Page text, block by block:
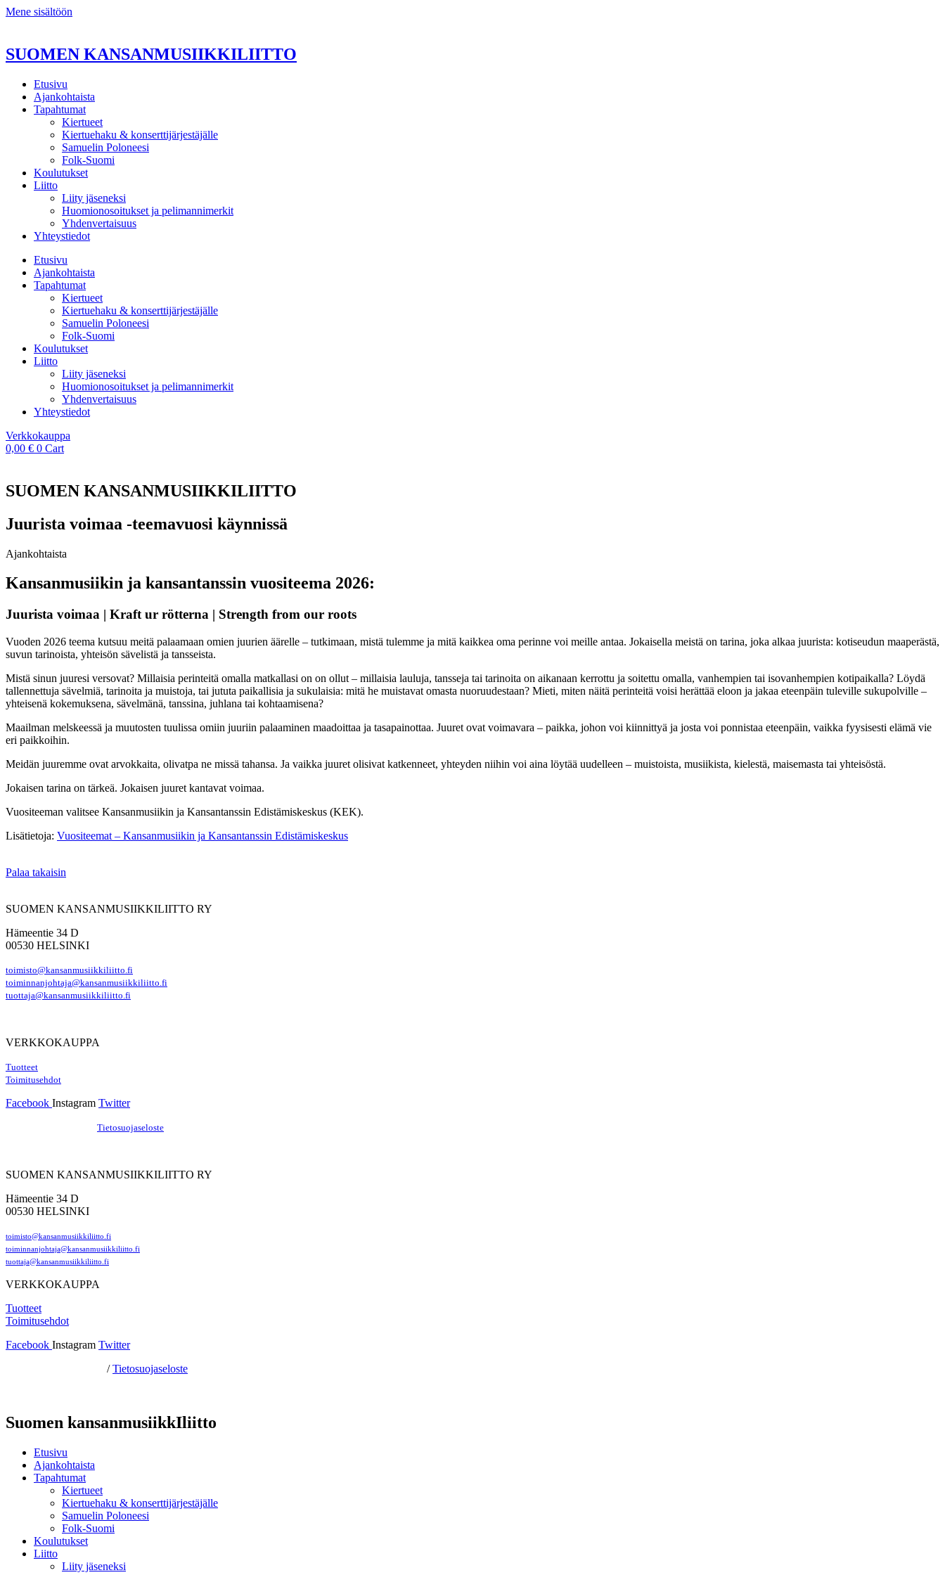
Mene sisältöön
SUOMEN KANSANMUSIIKKILIITTO
Etusivu
Ajankohtaista
Tapahtumat
Kiertueet
Kiertuehaku & konserttijärjestäjälle
Samuelin Poloneesi
Folk-Suomi
Koulutukset
Liitto
Liity jäseneksi
Huomionosoitukset ja pelimannimerkit
Yhdenvertaisuus
Yhteystiedot
Etusivu
Ajankohtaista
Tapahtumat
Kiertueet
Kiertuehaku & konserttijärjestäjälle
Samuelin Poloneesi
Folk-Suomi
Koulutukset
Liitto
Liity jäseneksi
Huomionosoitukset ja pelimannimerkit
Yhdenvertaisuus
Yhteystiedot
Verkkokauppa
0,00 € 0 Cart
SUOMEN KANSANMUSIIKKILIITTO
Juurista voimaa -teemavuosi käynnissä
Ajankohtaista
Kansanmusiikin ja kansantanssin vuositeema 2026:
Juurista voimaa | Kraft ur rötterna | Strength from our roots
Vuoden 2026 teema kutsuu meitä palaamaan omien juurien äärelle – tutkimaan, mistä tulemme ja mitä kaikkea oma perinne voi meille antaa. Jokaisella meistä on tarina, joka alkaa juurista: kotiseudun maaperästä,
suvun tarinoista, yhteisön sävelistä ja tansseista.
Mistä sinun juuresi versovat? Millaisia perinteitä omalla matkallasi on on ollut – millaisia lauluja, tansseja tai tarinoita on aikanaan kerrottu ja soitettu omalla, vanhempien tai isovanhempien kotipaikalla? Löydä
tallennettuja sävelmiä, tarinoita ja muistoja, tai jututa paikallisia ja sukulaisia: mitä he muistavat omasta nuoruudestaan? Mieti, miten näitä perinteitä voisi herättää eloon ja jakaa eteenpäin tuleville sukupolville –
yhteisenä kokemuksena, sävelmänä, tanssina, juhlana tai kohtaamisena?
Maailman melskeessä ja muutosten tuulissa omiin juuriin palaaminen maadoittaa ja tasapainottaa. Juuret ovat voimavara – paikka, johon voi kiinnittyä ja josta voi ponnistaa eteenpäin, vaikka fyysisesti elämä vie
eri paikkoihin.
Meidän juuremme ovat arvokkaita, olivatpa ne missä tahansa. Ja vaikka juuret olisivat katkenneet, yhteyden niihin voi aina löytää uudelleen – muistoista, musiikista, kielestä, maisemasta tai yhteisöstä.
Jokaisen tarina on tärkeä. Jokaisen juuret kantavat voimaa.
Vuositeeman valitsee Kansanmusiikin ja Kansantanssin Edistämiskeskus (KEK).
Lisätietoja: Vuositeemat – Kansanmusiikin ja Kansantanssin Edistämiskeskus
Palaa takaisin
SUOMEN KANSANMUSIIKKILIITTO RY
Hämeentie 34 D
00530 HELSINKI
toimisto@kansanmusiikkiliitto.fi
toiminnanjohtaja@kansanmusiikkiliitto.fi
tuottaja@kansanmusiikkiliitto.fi
VERKKOKAUPPA
Tuotteet
Toimitusehdot
Facebook Instagram Twitter
Tietosuojaseloste
SUOMEN KANSANMUSIIKKILIITTO RY
Hämeentie 34 D
00530 HELSINKI
toimisto@kansanmusiikkiliitto.fi
toiminnanjohtaja@kansanmusiikkiliitto.fi
tuottaja@kansanmusiikkiliitto.fi
VERKKOKAUPPA
Tuotteet
Toimitusehdot
Facebook Instagram Twitter
/Tietosuojaseloste
Suomen kansanmusiikkIliitto
Etusivu
Ajankohtaista
Tapahtumat
Kiertueet
Kiertuehaku & konserttijärjestäjälle
Samuelin Poloneesi
Folk-Suomi
Koulutukset
Liitto
Liity jäseneksi